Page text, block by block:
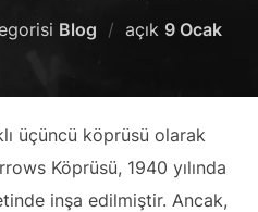
Blog açık 9 Ocak
üçüncü köprüsü olarak
Köprüsü, 1940 yılında
inşa edilmiştir. Ancak,